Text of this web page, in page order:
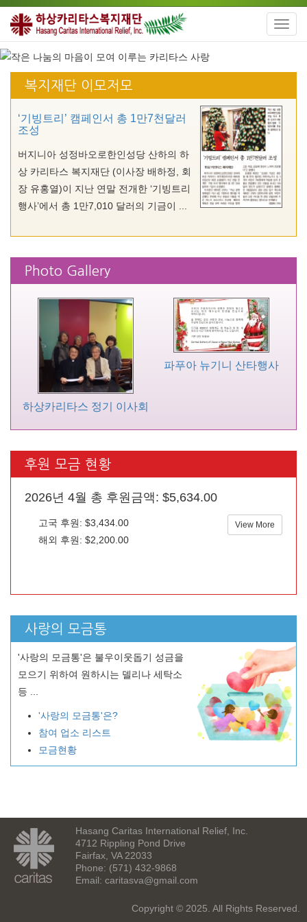
복지재단 이모저모
‘기빙트리’ 캠페인서 총 1만7천달러
조성
버지니아 성정바오로한인성당 산하의 하
상 카리타스 복지재단 (이사장 배하정, 회
장 유홍열)이 지난 연말 전개한 ‘기빙트리
행사’에서 총 1만7,010 달러의 기금이 ...
Photo Gallery
하상카리타스 정기 이사회
파푸아 뉴기니 산타행사
후원 모금 현황
2026년 4월 총 후원금액: $5,634.00
고국 후원: $3,434.00
해외 후원: $2,200.00
View More
사랑의 모금통
'사랑의 모금통'은 불우이웃돕기 성금을
모으기 위하여 원하시는 델리나 세탁소
등 ...
'사랑의 모금통'은?
참여 업소 리스트
모금현황
Hasang Caritas International Relief, Inc.
4712 Rippling Pond Drive
Fairfax, VA 22033
Phone: (571) 432-9868
Email: caritasva@gmail.com
Copyright © 2025. All Rights Reserved.